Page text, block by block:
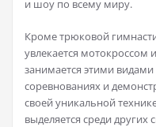
и шоу по всему миру.
Кроме трюковой
увлекается мотокроссом
занимается этими видами
соревнованиях и
своей уникальной
выделяется среди